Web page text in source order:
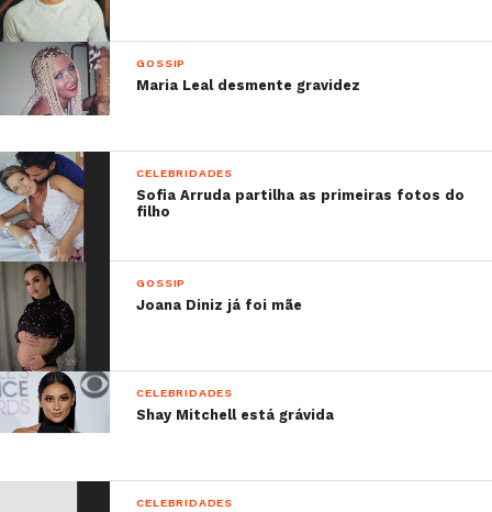
GOSSIP
Maria Leal desmente gravidez
CELEBRIDADES
Sofia Arruda partilha as primeiras fotos do
filho
GOSSIP
Joana Diniz já foi mãe
CELEBRIDADES
Shay Mitchell está grávida
CELEBRIDADES